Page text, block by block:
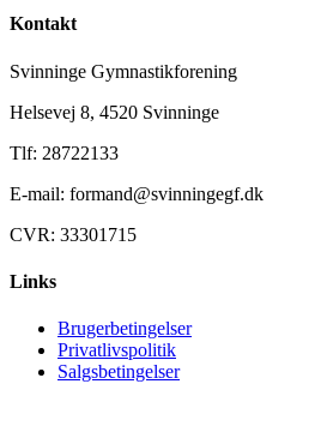
Kontakt
Svinninge Gymnastikforening
Helsevej 8, 4520 Svinninge
Tlf: 28722133
E-mail: formand@svinningegf.dk
CVR: 33301715
Links
Brugerbetingelser
Privatlivspolitik
Salgsbetingelser